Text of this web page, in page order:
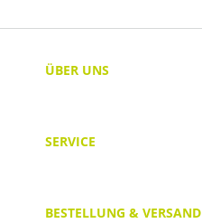
ÜBER UNS
SERVICE
BESTELLUNG & VERSAND